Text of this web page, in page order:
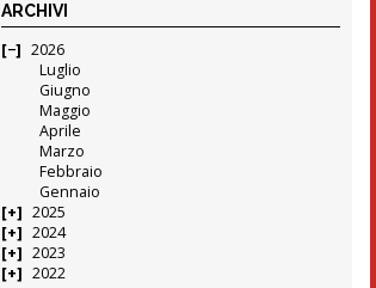
ARCHIVI
2026
Luglio
Giugno
Maggio
Aprile
Marzo
Febbraio
Gennaio
2025
2024
2023
2022